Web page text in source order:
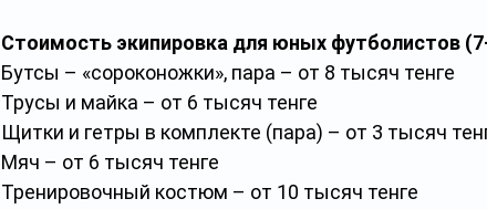
Стоимость экипировка для юных футболистов
Бутсы – «сороконожки», пара – от 8 тысяч тенге
Трусы и майка – от 6 тысяч тенге
Щитки и гетры в комплекте (пара) – от 3 тысяч
Мяч – от 6 тысяч тенге
Тренировочный костюм – от 10 тысяч тенге